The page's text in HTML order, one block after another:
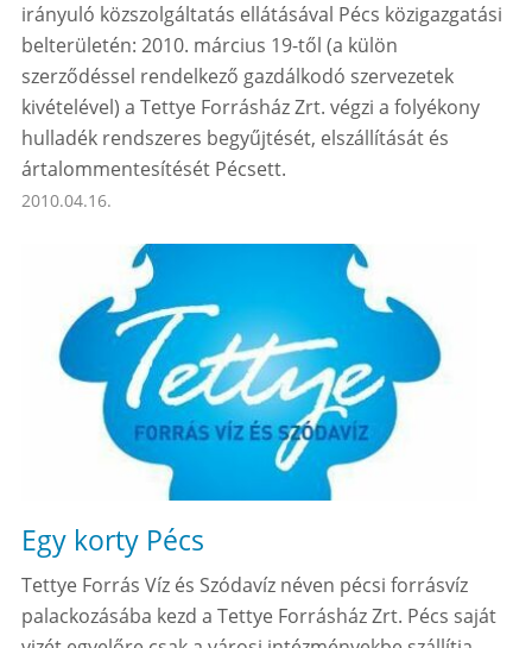
irányuló közszolgáltatás ellátásával Pécs közigazgatási
belterületén: 2010. március 19-től (a külön
szerződéssel rendelkező gazdálkodó szervezetek
kivételével) a Tettye Forrásház Zrt. végzi a folyékony
hulladék rendszeres begyűjtését, elszállítását és
ártalommentesítését Pécsett.
2010.04.16.
Egy korty Pécs
Tettye Forrás Víz és Szódavíz néven pécsi forrásvíz
palackozásába kezd a Tettye Forrásház Zrt. Pécs saját